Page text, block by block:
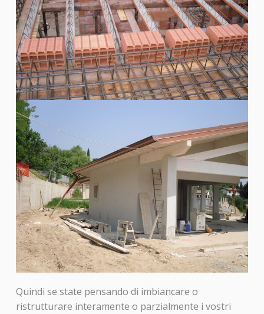
Quindi se state pensando di imbiancare o
ristrutturare interamente o parzialmente i vostri